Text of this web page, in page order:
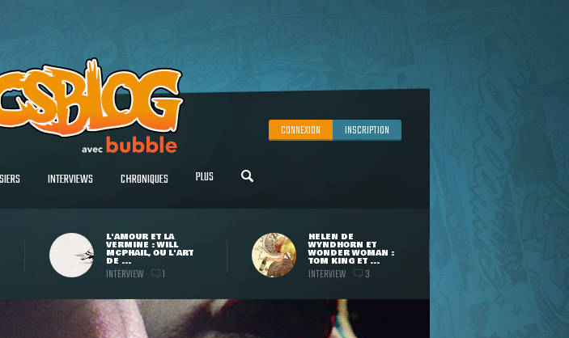
CONNEXION INSCRIPTION
INTERVIEWS CHRONIQUES PLUS
L'AMOUR ET LA
VERMINE : WILL
MCPHAIL, OU L'ART
DE ...
INTERVIEW 1
HELEN DE
WYNDHORN ET
WONDER WOMAN :
TOM KING ET ...
INTERVIEW 3